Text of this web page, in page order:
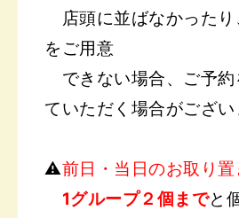
店頭に並ばなかったり
をご用意
できない場合、ご予約
ていただく 場合がござ
⚠️前日・当日のお取り置
1グループ２個までと